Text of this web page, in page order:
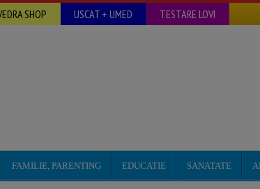
SHOP USCAT + UMED TESTARE LOVI
FAMILIE, PARENTING EDUCATIE SANATATE